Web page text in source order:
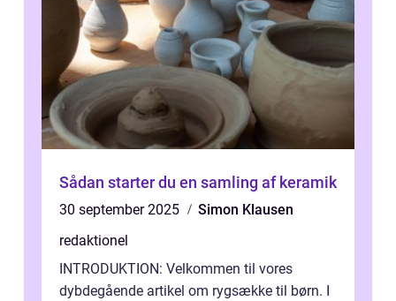
Sådan starter du en samling af keramik
30 september 2025
Simon Klausen
redaktionel
INTRODUKTION: Velkommen til vores
dybdegående artikel om rygsække til børn. I